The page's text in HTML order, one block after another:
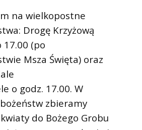
na wielkopostne
Drogę Krzyżową
(po
Msza Święta) oraz
o godz. 17.00. W
zbieramy
do Bożego Grobu